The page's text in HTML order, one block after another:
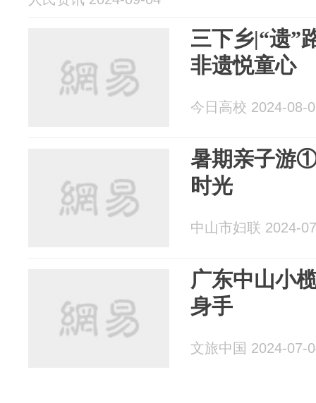
三下乡|“遗”
非遗悦童心
今日高校 2024-08-
暑期亲子游
时光
中山市妇联 2024-
广东中山小
身手
文旅中国 2024-07-